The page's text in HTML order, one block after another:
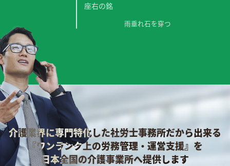
座右の銘
雨垂れ石を穿つ
介護業界に専門特化した社労士事務所だから出来る
『ワンランク上の労務管理・運営支援』を
日本全国の介護事業所へ提供します